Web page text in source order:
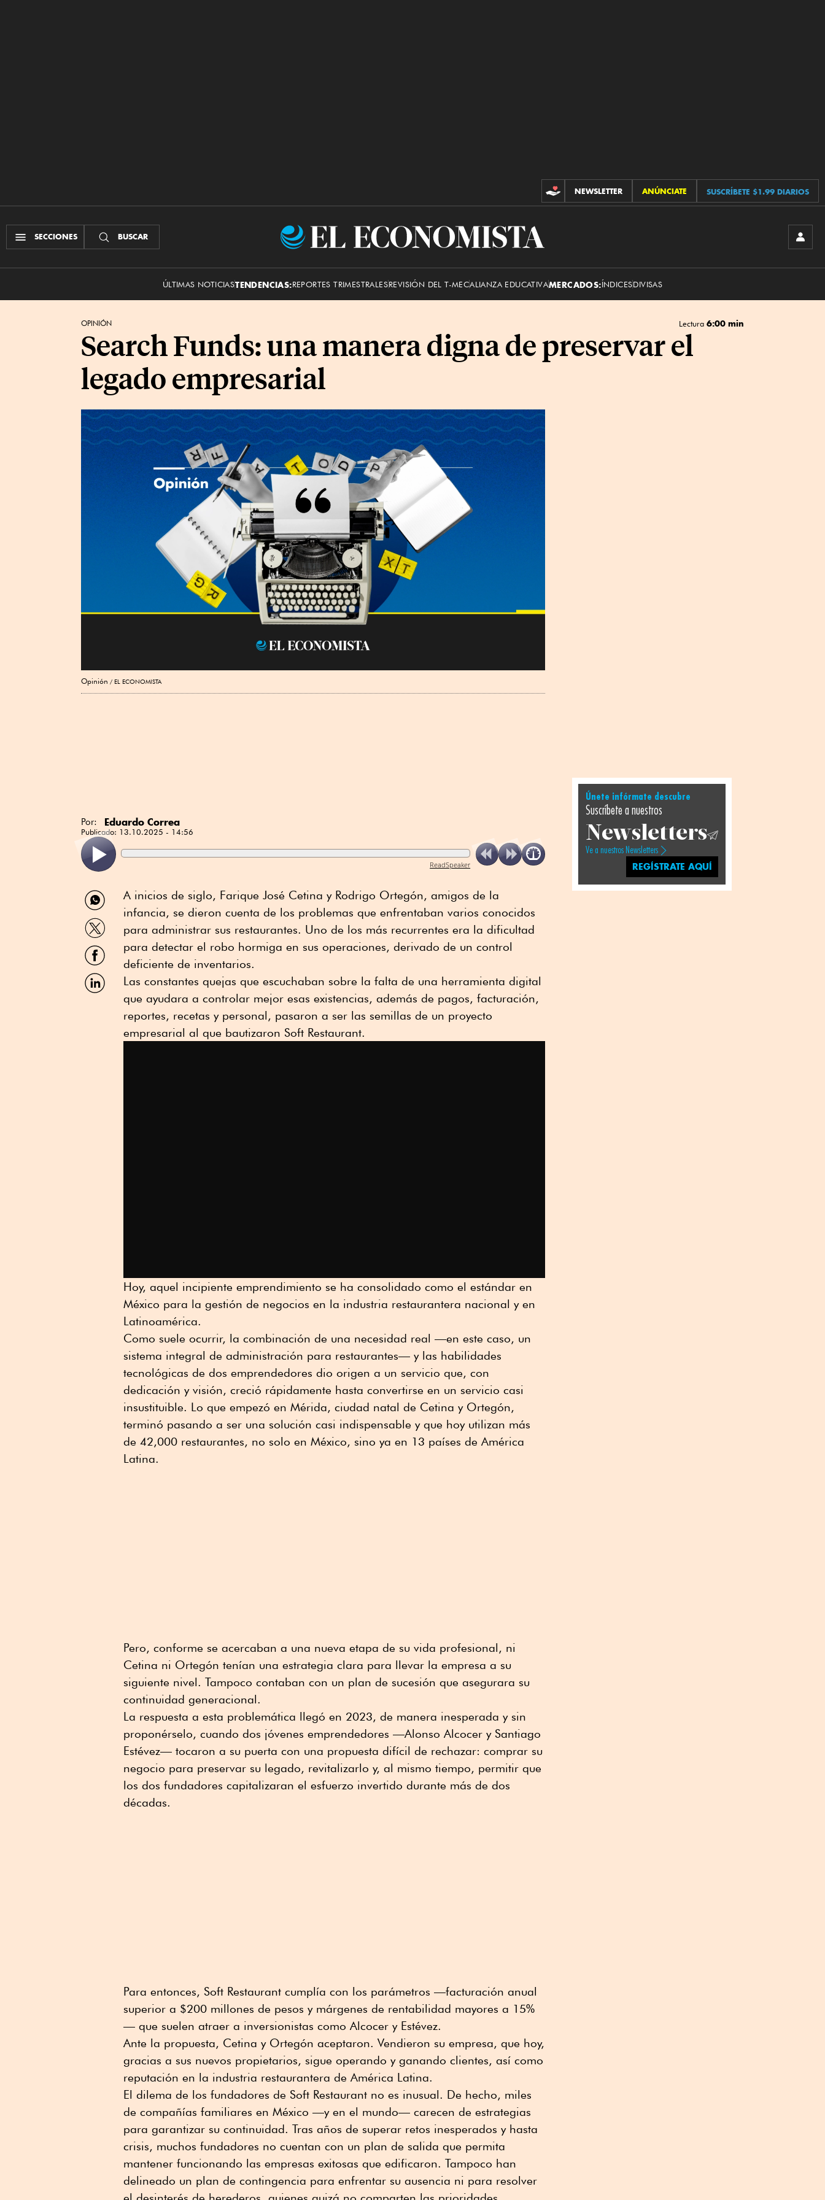
CONTRIBUCIONES
NEWSLETTER ANÚNCIATE SUSCRÍBETE $1.99 DIARIOS
SECCIONES BUSCAR
El
ÚLTIMAS NOTICIASTENDENCIAS:REPORTES TRIMESTRALESREVISIÓN DEL T-MECALIANZA EDUCATIVAMERCADOS:ÍNDICESDIVISAS
OPINIÓN Lectura 6:00 min
Search Funds: una manera digna de preservar el
legado empresarial
Opinión EL ECONOMISTA
Por: Eduardo Correa
Publicado: 13.10.2025 - 14:56
ReadSpeaker
Compartir
por
WhatsApp
Compartir
por
Twitter
Compartir
por
Facebook
Compartir
por
A inicios de siglo, Farique José Cetina y Rodrigo Ortegón, amigos de la
infancia, se dieron cuenta de los problemas que enfrentaban varios conocidos
para administrar sus restaurantes. Uno de los más recurrentes era la dificultad
para detectar el robo hormiga en sus operaciones, derivado de un control
deficiente de inventarios.
Las constantes quejas que escuchaban sobre la falta de una herramienta digital
que ayudara a controlar mejor esas existencias, además de pagos, facturación,
reportes, recetas y personal, pasaron a ser las semillas de un proyecto
empresarial al que bautizaron Soft Restaurant.
Hoy, aquel incipiente emprendimiento se ha consolidado como el estándar en
México para la gestión de negocios en la industria restaurantera nacional y en
Latinoamérica.
Como suele ocurrir, la combinación de una necesidad real —en este caso, un
sistema integral de administración para restaurantes— y las habilidades
tecnológicas de dos emprendedores dio origen a un servicio que, con
dedicación y visión, creció rápidamente hasta convertirse en un servicio casi
insustituible. Lo que empezó en Mérida, ciudad natal de Cetina y Ortegón,
terminó pasando a ser una solución casi indispensable y que hoy utilizan más
de 42,000 restaurantes, no solo en México, sino ya en 13 países de América
Latina.
Pero, conforme se acercaban a una nueva etapa de su vida profesional, ni
Cetina ni Ortegón tenían una estrategia clara para llevar la empresa a su
siguiente nivel. Tampoco contaban con un plan de sucesión que asegurara su
continuidad generacional.
La respuesta a esta problemática llegó en 2023, de manera inesperada y sin
proponérselo, cuando dos jóvenes emprendedores —Alonso Alcocer y Santiago
Estévez— tocaron a su puerta con una propuesta difícil de rechazar: comprar su
negocio para preservar su legado, revitalizarlo y, al mismo tiempo, permitir que
los dos fundadores capitalizaran el esfuerzo invertido durante más de dos
décadas.
Para entonces, Soft Restaurant cumplía con los parámetros —facturación anual
superior a $200 millones de pesos y márgenes de rentabilidad mayores a 15%
— que suelen atraer a inversionistas como Alcocer y Estévez.
Ante la propuesta, Cetina y Ortegón aceptaron. Vendieron su empresa, que hoy,
gracias a sus nuevos propietarios, sigue operando y ganando clientes, así como
reputación en la industria restaurantera de América Latina.
El dilema de los fundadores de Soft Restaurant no es inusual. De hecho, miles
de compañías familiares en México —y en el mundo— carecen de estrategias
para garantizar su continuidad. Tras años de superar retos inesperados y hasta
crisis, muchos fundadores no cuentan con un plan de salida que permita
mantener funcionando las empresas exitosas que edificaron. Tampoco han
delineado un plan de contingencia para enfrentar su ausencia ni para resolver
Únete infórmate descubre
Suscríbete a nuestros
Newsletters
Ve a nuestros Newsletters
REGÍSTRATE AQUÍ